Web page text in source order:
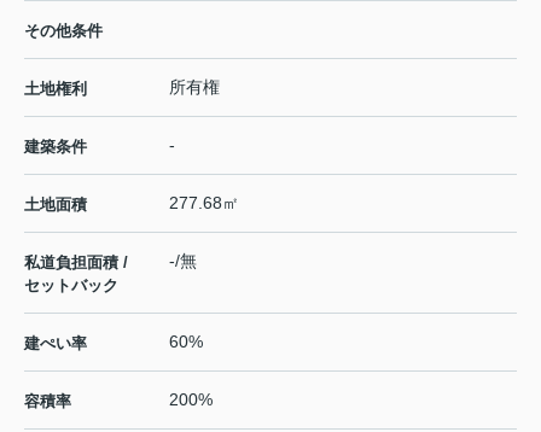
その他条件
土地権利 所有権
建築条件 -
土地面積 277.68㎡
私道負担面積 /
セットバック
-/無
建ぺい率 60%
容積率 200%